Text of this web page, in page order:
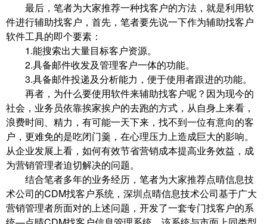
最后，笔者为大家推荐一种找客户的方法，就是利用软
件进行辅助找客户，首先，笔者要先说一下作为辅助找客户
软件工具的即个要素：
1.能搜索出大量目标客户资源。
2.具备邮件收发及管理客户一体的功能。
3.具备邮件投递及分析能力，便于使用者跟进的功能。
再者，为什么要使用软件来辅助找客户呢？因为现今的
社会，业务员依靠挨家挨户的去跑的方式，从自身上来看，
浪费时间、精力，有可能一天下来，找不到一位有意向的客
户，更难免的是吃闭门羹，在心理压力上造成巨大的影响。
从企业发展上看，如何有效节省营销成本提高业务效益，成
为营销管理者迫切解决的问题。
结合笔者多年的业务经历，笔者为大家推荐点晴信息技
术公司的CDM找客户系统，深圳点晴信息技术公司基于广大
营销管理者所面对的上述问题，开发了一套专门找客户的系